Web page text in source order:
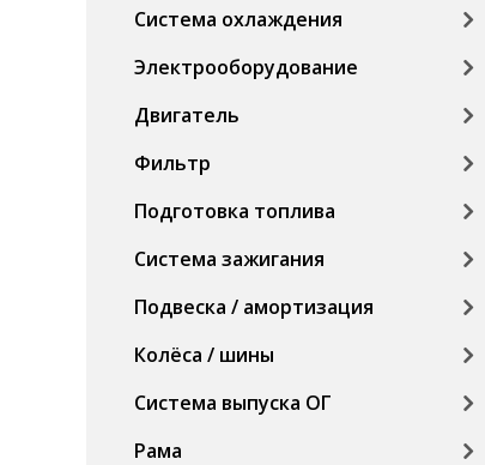
Система охлаждения
Электрооборудование
Двигатель
Фильтр
Подготовка топлива
Система зажигания
Подвеска / амортизация
Колёса / шины
Система выпуска ОГ
Рама